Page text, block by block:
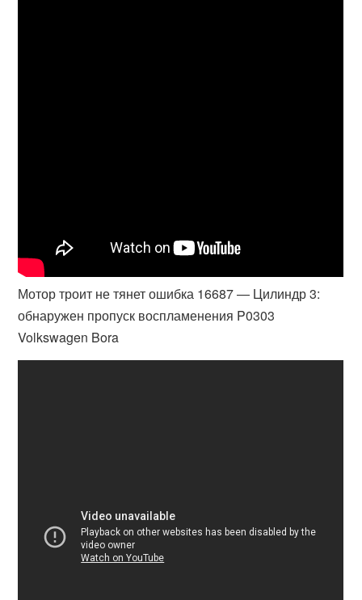
Мотор троит не тянет ошибка 16687 — Цилиндр 3:
обнаружен пропуск воспламенения P0303
Volkswagen Bora